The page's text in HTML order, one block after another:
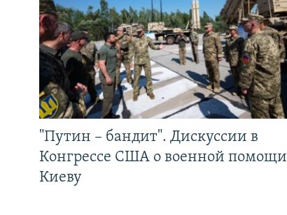
"Путин – бандит". Дискуссии в
Конгрессе США о военной помощи
Киеву